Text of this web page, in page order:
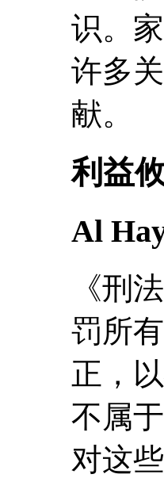
识。
许多
献。
利益
Al
《刑
罚所
正，
不属
对这